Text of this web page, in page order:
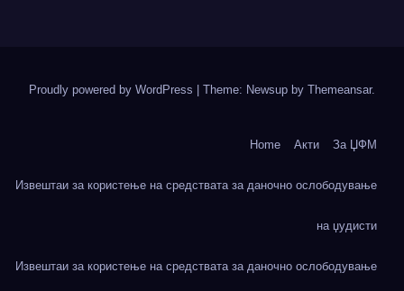
Proudly powered by WordPress Theme: Newsup by Themeansar.
Home Акти За ЏФМ
Извештаи за користење на средствата за даночно ослободување
на џудисти
Извештаи за користење на средствата за даночно ослободување